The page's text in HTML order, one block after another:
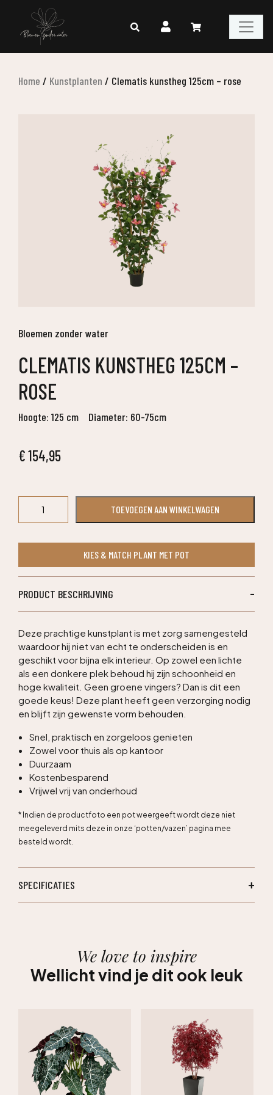
Home / Kunstplanten / Clematis kunstheg 125cm – rose
Bloemen zonder water
CLEMATIS KUNSTHEG 125CM –
ROSE
Hoogte: 125 cm Diameter: 60-75cm
€154,95
kunstheg
-
aantal
TOEVOEGEN AAN WINKELWAGEN
KIES & MATCH PLANT MET POT
PRODUCT BESCHRIJVING
Deze prachtige kunstplant is met zorg samengesteld
waardoor hij niet van echt te onderscheiden is en
geschikt voor bijna elk interieur. Op zowel een lichte
als een donkere plek behoud hij zijn schoonheid en
hoge kwaliteit. Geen groene vingers? Dan is dit een
goede keus! Deze plant heeft geen verzorging nodig
en blijft zijn gewenste vorm behouden.
Snel, praktisch en zorgeloos genieten
Zowel voor thuis als op kantoor
Duurzaam
Kostenbesparend
Vrijwel vrij van onderhoud
* Indien de productfoto een pot weergeeft wordt deze niet
meegeleverd mits deze in onze ‘potten/vazen’ pagina mee
besteld wordt.
SPECIFICATIES
We love to inspire
Wellicht vind je dit ook leuk